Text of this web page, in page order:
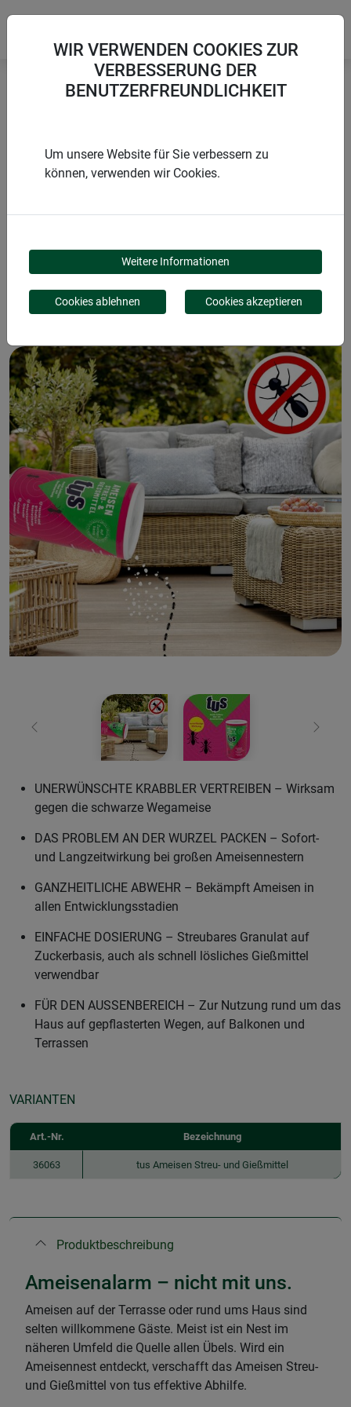
PRODUKTE
TUS AMEISEN STREU-
& GIESSMITTEL
Zurück Weiter
UNERWÜNSCHTE KRABBLER VERTREIBEN – Wirksam
gegen die schwarze Wegameise
DAS PROBLEM AN DER WURZEL PACKEN – Sofort-
und Langzeitwirkung bei großen Ameisennestern
GANZHEITLICHE ABWEHR – Bekämpft Ameisen in
allen Entwicklungsstadien
EINFACHE DOSIERUNG – Streubares Granulat auf
Zuckerbasis, auch als schnell lösliches Gießmittel
verwendbar
FÜR DEN AUSSENBEREICH – Zur Nutzung rund um das
Haus auf gepflasterten Wegen, auf Balkonen und
Terrassen
VARIANTEN
Art.-Nr. Bezeichnung
36063 tus Ameisen Streu- und Gießmittel
Produktbeschreibung
Ameisenalarm – nicht mit uns.
Ameisen auf der Terrasse oder rund ums Haus sind
selten willkommene Gäste. Meist ist ein Nest im
näheren Umfeld die Quelle allen Übels. Wird ein
Ameisennest entdeckt, verschafft das Ameisen Streu-
und Gießmittel von tus effektive Abhilfe.
WIR VERWENDEN COOKIES ZUR
VERBESSERUNG DER
BENUTZERFREUNDLICHKEIT
Um unsere Website für Sie verbessern zu
können, verwenden wir Cookies.
Weitere Informationen
Cookies ablehnen Cookies akzeptieren